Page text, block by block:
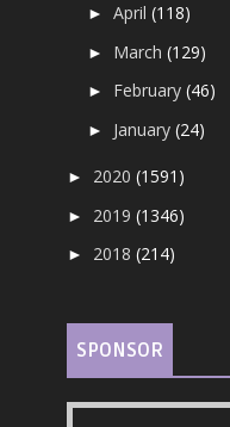
►April(118)
► March(129)
► February(46)
► January(24)
► 2020(1591)
► 2019(1346)
► 2018(214)
SPONSOR